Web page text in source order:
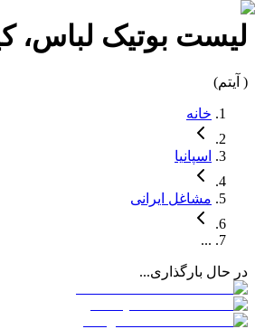
لیست بوتیک
( آیتم)
خانه
اسپانیا
مشاغل ایرانی
...
در حال بارگذاری...